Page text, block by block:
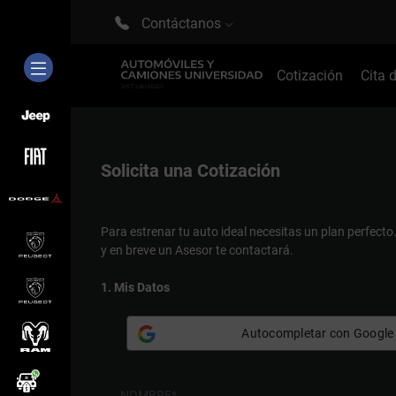
Contáctanos
Cotización Cita
Solicita una Cotización
Para estrenar tu auto ideal necesitas un plan perfecto.
y en breve un Asesor te contactará.
1. Mis Datos
Autocompletar con Google